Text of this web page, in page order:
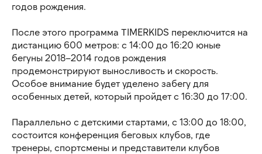
годов рождения.
После этого программа TIMERKIDS переключится на
дистанцию 600 метров: с 14:00 до 16:20 юные
бегуны 2018–2014 годов рождения
продемонстрируют выносливость и скорость.
Особое внимание будет уделено забегу для
особенных детей, который пройдет с 16:30 до 17:00.
Параллельно с детскими стартами, с 13:00 до 18:00,
состоится конференция беговых клубов, где
тренеры, спортсмены и представители клубов